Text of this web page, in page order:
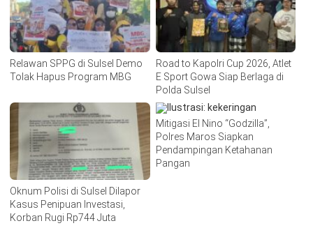
Relawan SPPG di Sulsel Demo
Tolak Hapus Program MBG
Road to Kapolri Cup 2026, Atlet
E Sport Gowa Siap Berlaga di
Polda Sulsel
Oknum Polisi di Sulsel Dilapor
Kasus Penipuan Investasi,
Korban Rugi Rp744 Juta
Mitigasi El Nino “Godzilla”,
Polres Maros Siapkan
Pendampingan Ketahanan
Pangan